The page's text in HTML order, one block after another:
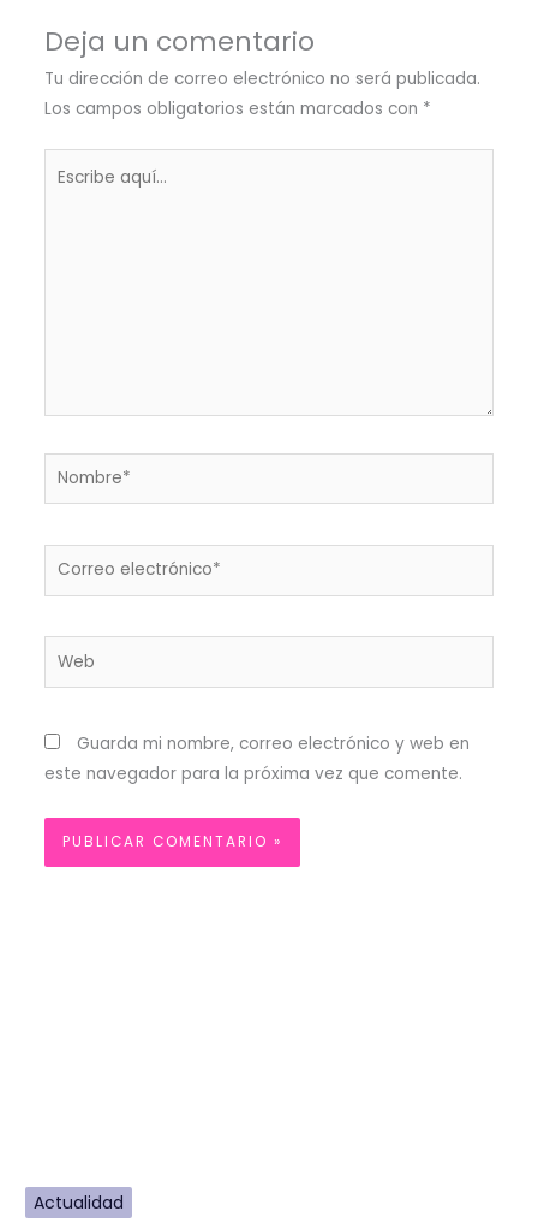
Deja un comentario
Tu dirección de correo electrónico no será publicada.
Los campos obligatorios están marcados con *
Nombre*
Correo
Web
Guarda mi nombre, correo electrónico y web en
este navegador para la próxima vez que comente.
Actualidad